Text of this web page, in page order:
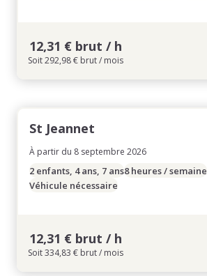
12,31 € brut / h
Soit 292,98 € brut / mois
St Jeannet
À partir du 8 septembre 2026
2 enfants, 4 ans, 7 ans8 heures / semaine
Véhicule nécessaire
12,31 € brut / h
Soit 334,83 € brut / mois